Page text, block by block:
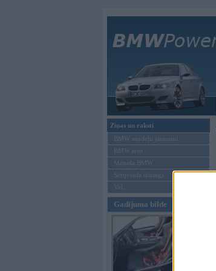
Ziņas un raksti
BMW modeļu jaunumi
BMW testi
Mēneša BMW
Sērijveida tūnings
Vel...
Gadījuma bilde